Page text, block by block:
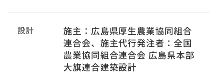
設計
施主：広島県厚生農業協同組合
連合会、施主代行発注者：全国
農業協同組合連合会 広島県本部
大旗連合建築設計